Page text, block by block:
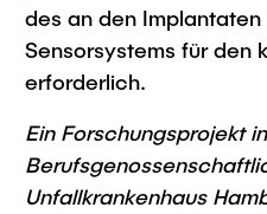
des an den
Sensorsystems für den
erforderlich.
Ein Forschungsprojekt
Unfallkrankenhaus